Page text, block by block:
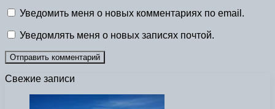
Уведомить меня о новых комментариях по email.
Уведомлять меня о новых записях почтой.
Свежие записи